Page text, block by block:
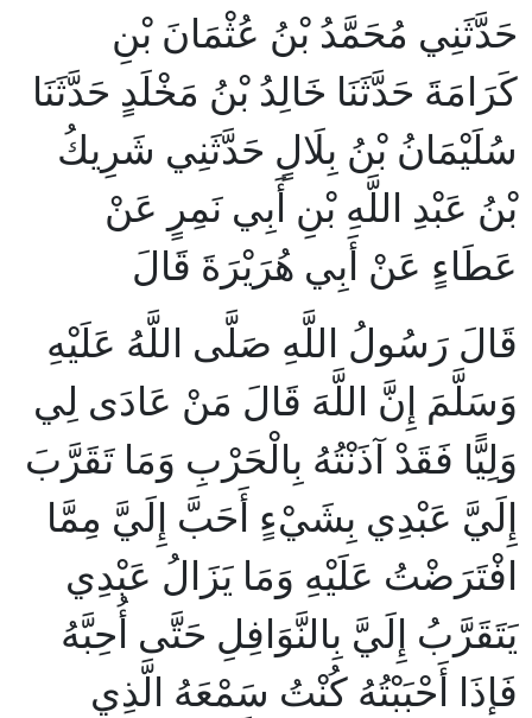
حَدَّثَنِي مُحَمَّدُ بْنُ عُثْمَانَ بْنِ
كَرَامَةَ حَدَّثَنَا خَالِدُ بْنُ مَخْلَدٍ حَدَّثَنَا
سُلَيْمَانُ بْنُ بِلَالٍ حَدَّثَنِي شَرِيكُ
بْنُ عَبْدِ اللَّهِ بْنِ أَبِي نَمِرٍ عَنْ
عَطَاءٍ عَنْ أَبِي هُرَيْرَةَ قَالَ
قَالَ رَسُولُ اللَّهِ صَلَّى اللَّهُ عَلَيْهِ
وَسَلَّمَ إِنَّ اللَّهَ قَالَ مَنْ عَادَى لِي
وَلِيًّا فَقَدْ آذَنْتُهُ بِالْحَرْبِ وَمَا تَقَرَّبَ
إِلَيَّ عَبْدِي بِشَيْءٍ أَحَبَّ إِلَيَّ مِمَّا
افْتَرَضْتُ عَلَيْهِ وَمَا يَزَالُ عَبْدِي
يَتَقَرَّبُ إِلَيَّ بِالنَّوَافِلِ حَتَّى أُحِبَّهُ
فَإِذَا أَحْبَبْتُهُ كُنْتُ سَمْعَهُ الَّذِي